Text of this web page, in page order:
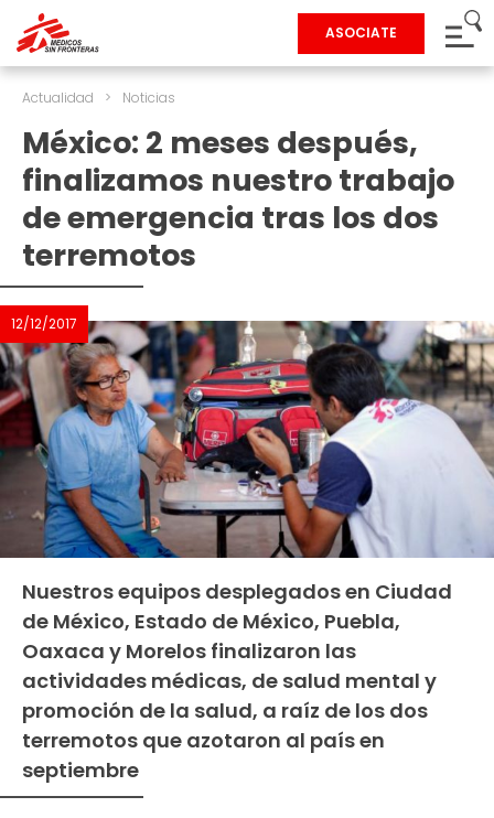
ASOCIATE
Actualidad > Noticias
México: 2 meses después,
finalizamos nuestro trabajo
de emergencia tras los dos
terremotos
12/12/2017
Nuestros equipos desplegados en Ciudad
de México, Estado de México, Puebla,
Oaxaca y Morelos finalizaron las
actividades médicas, de salud mental y
promoción de la salud, a raíz de los dos
terremotos que azotaron al país en
septiembre